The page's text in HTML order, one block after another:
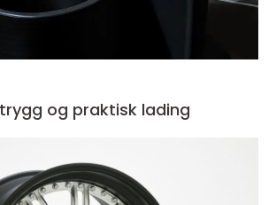
og praktisk lading